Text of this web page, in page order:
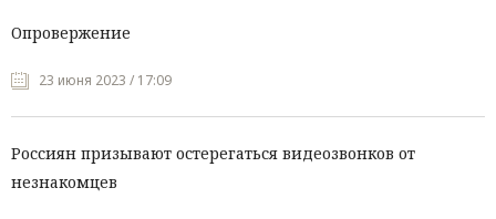
Опровержение
23 июня 2023 / 17:09
Россиян призывают остерегаться видеозвонков от
незнакомцев